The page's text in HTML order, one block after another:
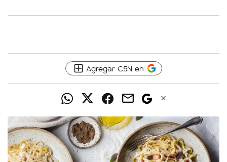
Agregar C5N en